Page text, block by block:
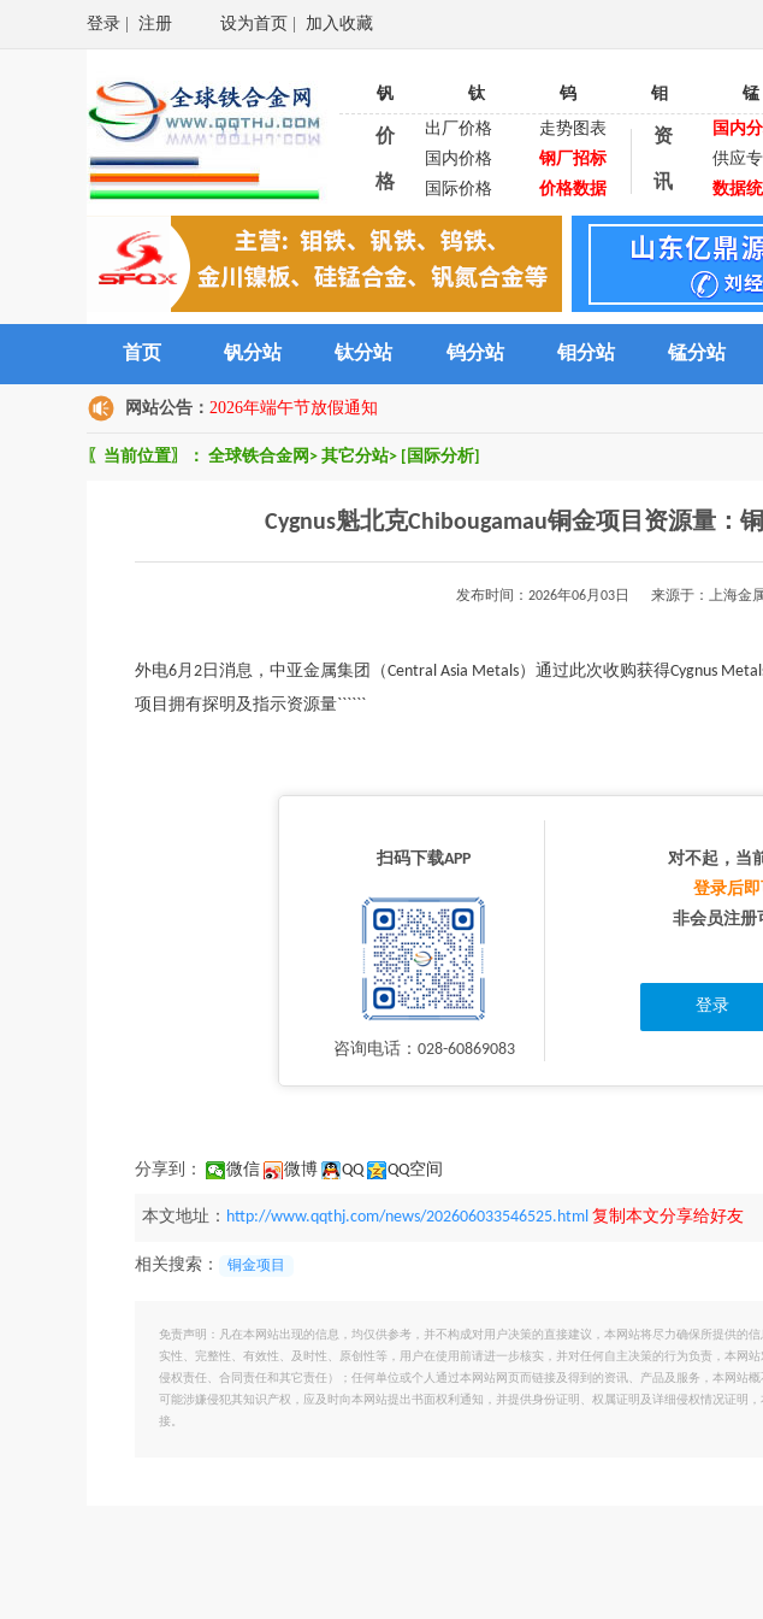
登录 注册 设为首页 加入收藏
钒 钛 钨 钼 锰
价
格
出厂价格
走势图表
国内价格
钢厂招标
国际价格
价格数据
资
讯
国内
供应
数据
首页 钒分站 钛分站 钨分站 钼分站 锰分站
网站公告： 2026年端午节放假通知
〖当前位置〗： 全球铁合金网 > 其它分站> [国际分析]
Cygnus魁北克Chibougamau铜金项目资源量：
发布时间：2026年06月03日 来源于：上海金属
外电6月2日消息，中亚金属集团（Central Asia Metals）通过此次收购获得Cygnus
项目拥有探明及指示资源量``````
扫码下载APP
咨询电话：028-60869083
对不起，当
登录后
非会员注册
登录
分享到： 微信 微博 QQ QQ空间
本文地址： http://www.qqthj.com/news/202606033546525.html 复制本文分享给好友
相关搜索： 铜金项目
免责声明：凡在本网站出现的信息，均仅供参考，并不构成对用户决策的直接建议，本网站将尽力确保所提供的
实性、完整性、有效性、及时性、原创性等，用户在使用前请进一步核实，并对任何自主决策的行为负责，本网
侵权责任、合同责任和其它责任）；任何单位或个人通过本网站网页而链接及得到的资讯、产品及服务，本网站
可能涉嫌侵犯其知识产权，应及时向本网站提出书面权利通知，并提供身份证明、权属证明及详细侵权情况证明
接。